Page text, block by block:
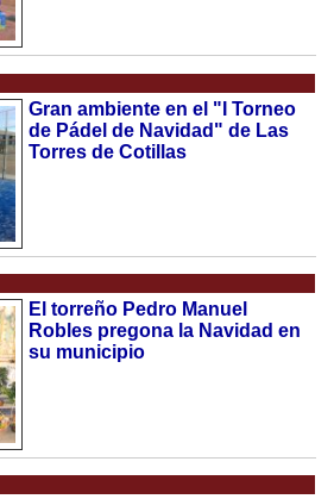
Gran ambiente en el "I Torneo
de Pádel de Navidad" de Las
Torres de Cotillas
El torreño Pedro Manuel
Robles pregona la Navidad en
su municipio